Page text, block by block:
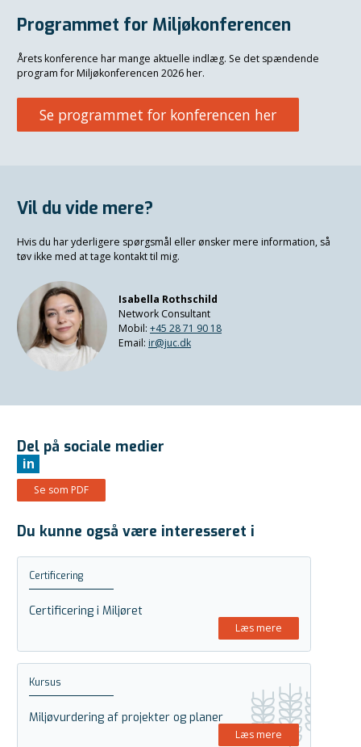
Programmet for Miljøkonferencen
Årets konference har mange aktuelle indlæg. Se det spændende
program for Miljøkonferencen 2026 her.
Se programmet for konferencen her
Vil du vide mere?
Hvis du har yderligere spørgsmål eller ønsker mere information, så
tøv ikke med at tage kontakt til mig.
Isabella Rothschild
Network Consultant
Mobil: +45 28 71 90 18
Email: ir@juc.dk
Del på sociale medier
in
Se som PDF
Du kunne også være interesseret i
Certificering
Certificering i Miljøret
Læs mere
Kursus
Miljøvurdering af projekter og planer
Læs mere